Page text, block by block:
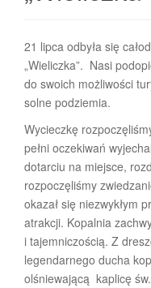
21 lipca odbyła się
„Wieliczka”. Nasi
do swoich możliwości
solne podziemia.
Wycieczkę
pełni oczekiwań
dotarciu na miejsce,
rozpoczęliśmy
okazał się niezwykłym
atrakcji. Kopalnia
i tajemniczością. Z
legendarnego ducha
olśniewającą kaplicę